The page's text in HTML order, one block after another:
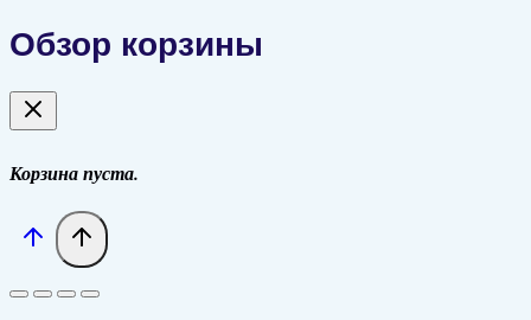
Обзор корзины
Корзина пуста.